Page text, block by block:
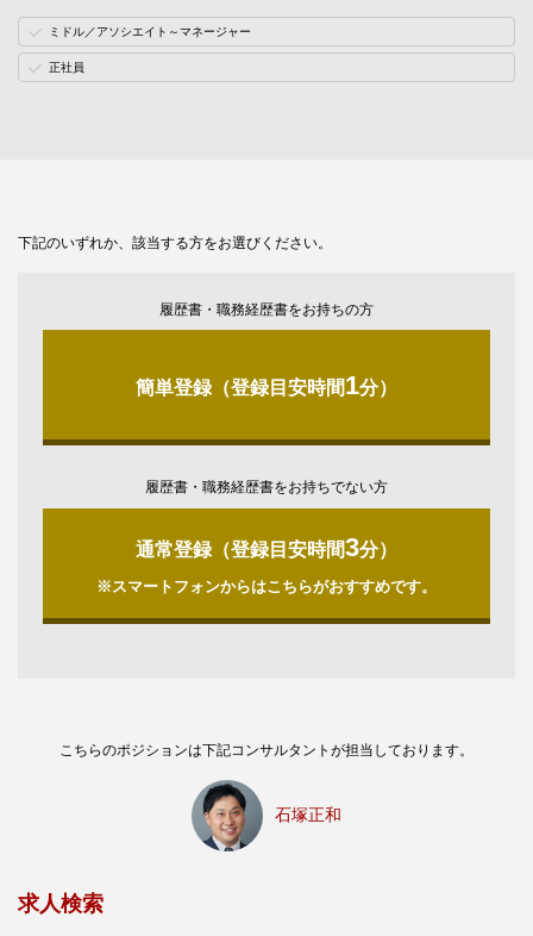
ミドル／アソシエイト～マネージャー
正社員
下記のいずれか、該当する方をお選びください。
履歴書・職務経歴書をお持ちの方
簡単登録（登録目安時間1分）
履歴書・職務経歴書をお持ちでない方
通常登録（登録目安時間3分）
※スマートフォンからはこちらがおすすめです。
こちらのポジションは下記コンサルタントが担当しております。
石塚正和
求人検索